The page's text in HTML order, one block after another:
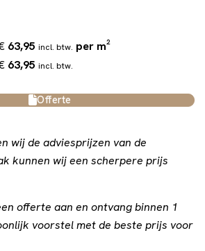
63,95 incl. btw. per m²
63,95 incl. btw.
Offerte
wij de adviesprijzen van de
kunnen wij een scherpere prijs
offerte aan en ontvang binnen 1
voorstel met de beste prijs voor